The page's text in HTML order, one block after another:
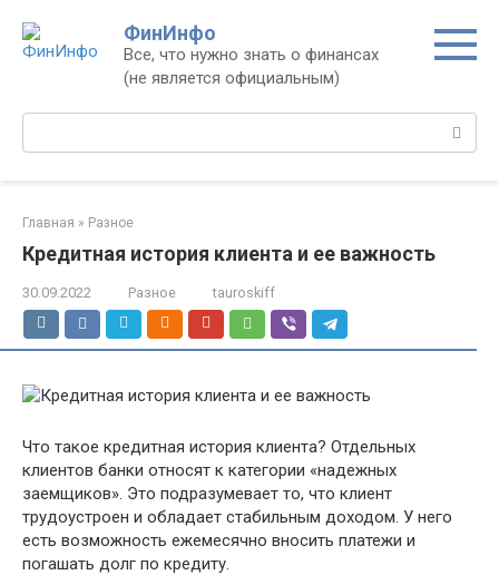
контенту
ФинИнфо
Все, что нужно знать о финансах
(не является официальным)
Поиск:
Главная » Разное
Кредитная история клиента и ее важность
30.09.2022 Разное tauroskiff
Что такое кредитная история клиента? Отдельных
клиентов банки относят к категории «надежных
заемщиков». Это подразумевает то, что клиент
трудоустроен и обладает стабильным доходом. У него
есть возможность ежемесячно вносить платежи и
погашать долг по кредиту.